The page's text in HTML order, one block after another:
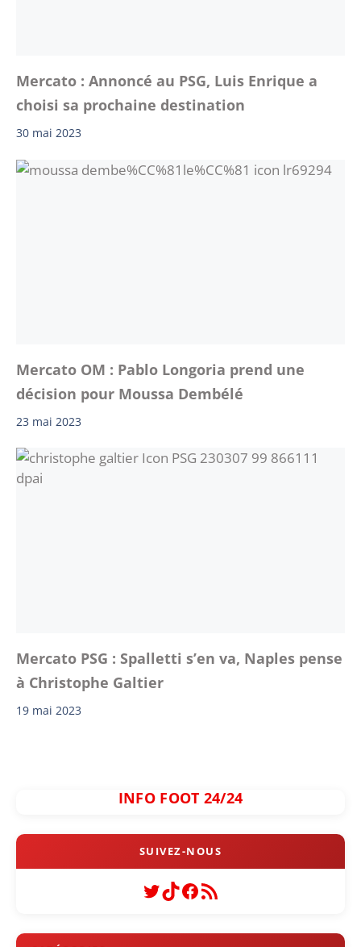
Mercato : Annoncé au PSG, Luis Enrique a
choisi sa prochaine destination
30 mai 2023
Mercato OM : Pablo Longoria prend une
décision pour Moussa Dembélé
23 mai 2023
Mercato PSG : Spalletti s’en va, Naples pense
à Christophe Galtier
19 mai 2023
INFO FOOT 24/24
Twitter
TikTok
Facebook
Flux RSS